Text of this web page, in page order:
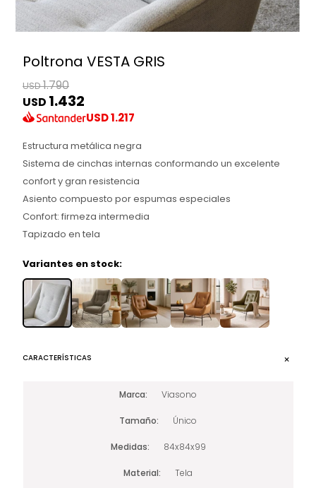
Poltrona VESTA GRIS
USD1.790
USD 1.432
USD1.217
Estructura metálica negra
Sistema de cinchas internas conformando un excelente
confort y gran resistencia
Asiento compuesto por espumas especiales
Confort: firmeza intermedia
Tapizado en tela
Variantes en stock:
CARACTERÍSTICAS
Marca Viasono
Tamaño Único
Medidas 84x84x99
Material Tela